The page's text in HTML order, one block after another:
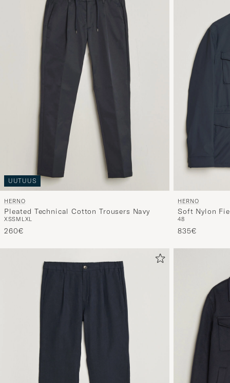
UUTUUS
HERNO
Pleated Technical Cotton Trousers Navy
XSSM L XL
260€
HERNO
Soft Nylon
48
835€